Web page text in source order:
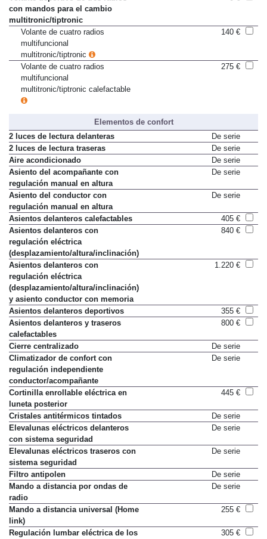
con mandos para el cambio
multitronic/tiptronic
Volante de cuatro radios
multifuncional
multitronic/tiptronic
140 €
Volante de cuatro radios
multifuncional
multitronic/tiptronic calefactable
275 €
Elementos de confort
2 luces de lectura delanteras
De serie
2 luces de lectura traseras
De serie
Aire acondicionado
De serie
Asiento del acompañante con
regulación manual en altura
De serie
Asiento del conductor con
regulación manual en altura
De serie
Asientos delanteros calefactables
405 €
Asientos delanteros con
regulación eléctrica
(desplazamiento/altura/inclinación)
840 €
Asientos delanteros con
regulación eléctrica
(desplazamiento/altura/inclinación)
y asiento conductor con memoria
1.220 €
Asientos delanteros deportivos
355 €
Asientos delanteros y traseros
calefactables
800 €
Cierre centralizado
De serie
Climatizador de confort con
regulación independiente
conductor/acompañante
De serie
Cortinilla enrollable eléctrica en
luneta posterior
445 €
Cristales antitérmicos tintados
De serie
Elevalunas eléctricos delanteros
con sistema seguridad
De serie
Elevalunas eléctricos traseros con
sistema seguridad
De serie
Filtro antipolen
De serie
Mando a distancia por ondas de
radio
De serie
Mando a distancia universal (Home
link)
255 €
Regulación lumbar eléctrica de los 305 €